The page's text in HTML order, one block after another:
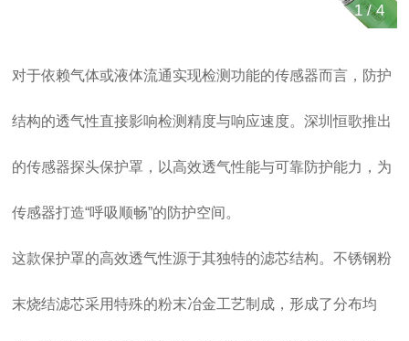
1/4
对于依赖气体或液体流通实现检测功能的传感器而言，防护
结构的透气性直接影响检测精度与响应速度。深圳恒歌推出
的传感器探头保护罩，以高效透气性能与可靠防护能力，为
传感器打造“呼吸顺畅”的防护空间。
这款保护罩的高效透气性源于其独特的滤芯结构。不锈钢粉
末烧结滤芯采用特殊的粉末冶金工艺制成，形成了分布均